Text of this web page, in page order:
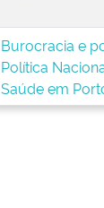
Burocracia e
Política
Saúde em